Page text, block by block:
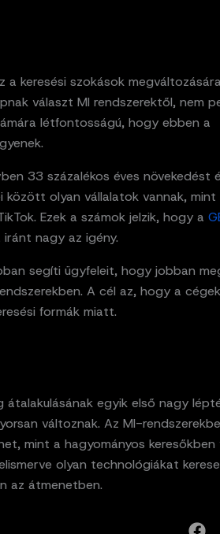
keresési szokások
választ MI rendszerektől, nem
létfontosságú, hogy ebben a
33 százalékos éves növekedést
között olyan vállalatok vannak, mint
Ezek a számok jelzik, hogy a
nagy az igény.
segíti ügyfeleit, hogy jobban
A cél az, hogy a
formák miatt.
átalakulásának egyik első nagy
változnak. Az MI-
mint a hagyományos keresőkben
olyan technológiákat
az átmenetben.